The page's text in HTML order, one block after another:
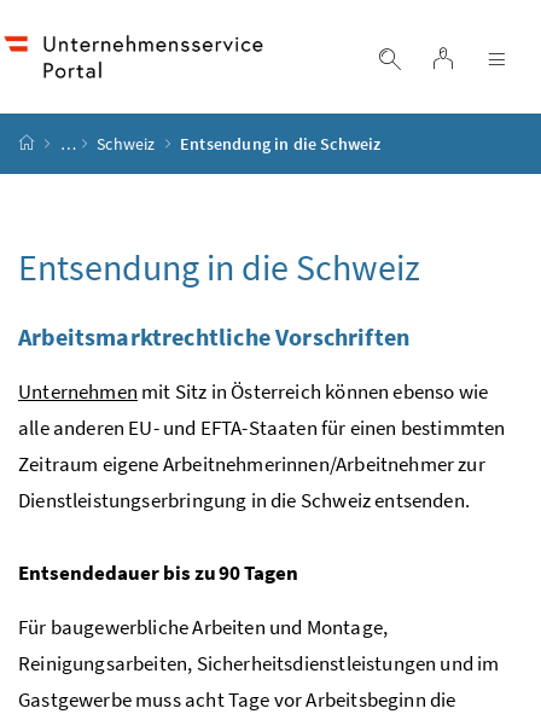
SucheLogin
Startseite
… Schweiz Entsendung in die Schweiz
Entsendung in die Schweiz
Arbeitsmarktrechtliche Vorschriften
Unternehmen mit Sitz in Österreich können ebenso wie
alle anderen EU- und EFTA-Staaten für einen bestimmten
Zeitraum eigene Arbeitnehmerinnen/Arbeitnehmer zur
Dienstleistungserbringung in die Schweiz entsenden.
Entsendedauer bis zu 90 Tagen
Für baugewerbliche Arbeiten und Montage,
Reinigungsarbeiten, Sicherheitsdienstleistungen und im
Gastgewerbe muss acht Tage vor Arbeitsbeginn die